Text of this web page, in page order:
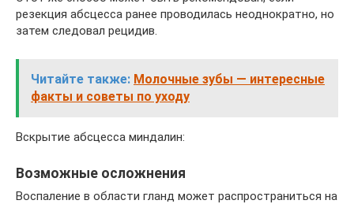
резекция абсцесса ранее проводилась неоднократно, но
затем следовал рецидив.
Читайте также: Молочные зубы — интересные
факты и советы по уходу
Вскрытие абсцесса миндалин:
Возможные осложнения
Воспаление в области гланд может распространиться на